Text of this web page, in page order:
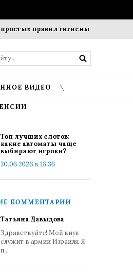
правил гигиены помогает
ВИДЕО
Топ лучших слотов:
какие автоматы чаще
выбирают игроки?
30.06.2026 в 16:36
КОММЕНТАРИИ
Татьяна Давыдова
Здравствуйте! Мой внук
служит в армии Израиля. Я
п...